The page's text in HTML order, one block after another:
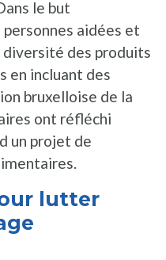
le but
aidées et
diversité des produits
en incluant des
bruxelloise de la
ont réfléchi
un projet de
lutter